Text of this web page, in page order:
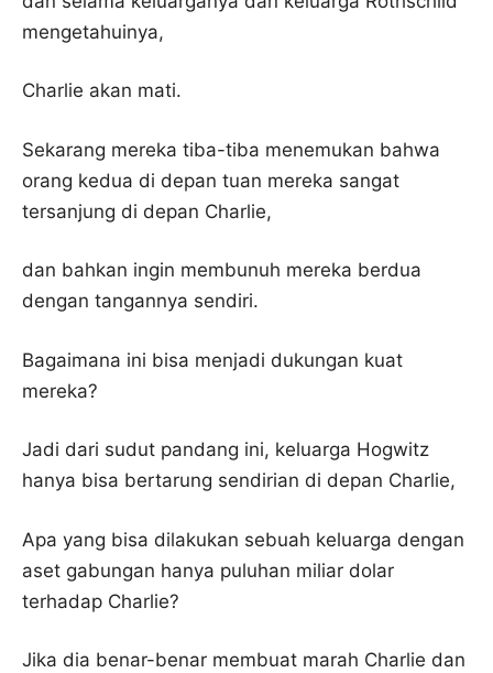
mengetahuinya,
Charlie akan mati.
Sekarang mereka tiba-tiba menemukan bahwa
orang kedua di depan tuan mereka sangat
tersanjung di depan Charlie,
dan bahkan ingin membunuh mereka berdua
dengan tangannya sendiri.
Bagaimana ini bisa menjadi dukungan kuat
mereka?
Jadi dari sudut pandang ini, keluarga Hogwitz
hanya bisa bertarung sendirian di depan Charlie,
Apa yang bisa dilakukan sebuah keluarga dengan
aset gabungan hanya puluhan miliar dolar
terhadap Charlie?
Jika dia benar-benar membuat marah Charlie dan